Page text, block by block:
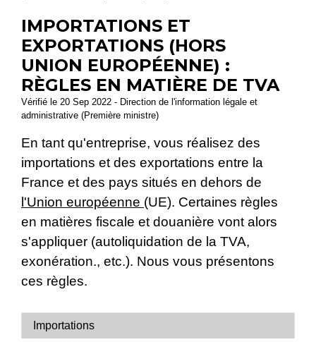
IMPORTATIONS ET
EXPORTATIONS (HORS
UNION EUROPÉENNE) :
RÈGLES EN MATIÈRE DE TVA
Vérifié le 20 Sep 2022 - Direction de l'information légale et
administrative (Première ministre)
En tant qu'entreprise, vous réalisez des
importations et des exportations entre la
France et des pays situés en dehors de
l'Union européenne (UE). Certaines règles
en matières fiscale et douanière vont alors
s'appliquer (autoliquidation de la TVA,
exonération., etc.). Nous vous présentons
ces règles.
Importations